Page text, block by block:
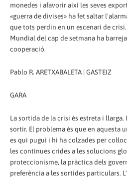
monedes i afavorir així les seves
«guerra de divises» ha fet saltar
que tots perdin en un escenari de
Mundial del cap de setmana ha
cooperació.
Pablo R. ARETXABALETA | GASTEIZ
GARA
La sortida de la crisi és estreta i llarga.
sortir. El problema és que en aquesta
es qui pugui i hi ha colzades per
les contínues crides a les solucions
proteccionisme, la pràctica dels
preferència a les sortides particulars.